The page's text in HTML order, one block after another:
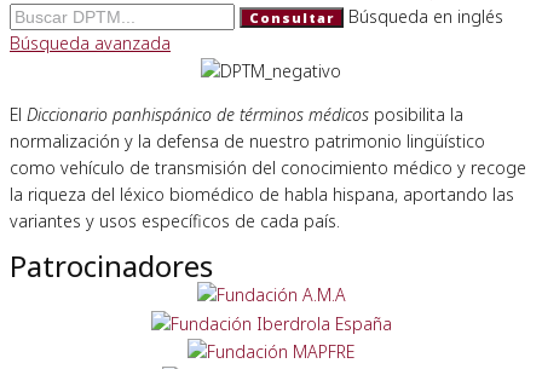
Consultar
Búsqueda en inglés
Búsqueda avanzada
El Diccionario panhispánico de términos médicos posibilita la
normalización y la defensa de nuestro patrimonio lingüístico
como vehículo de transmisión del conocimiento médico y recoge
la riqueza del léxico biomédico de habla hispana, aportando las
variantes y usos específicos de cada país.
Patrocinadores